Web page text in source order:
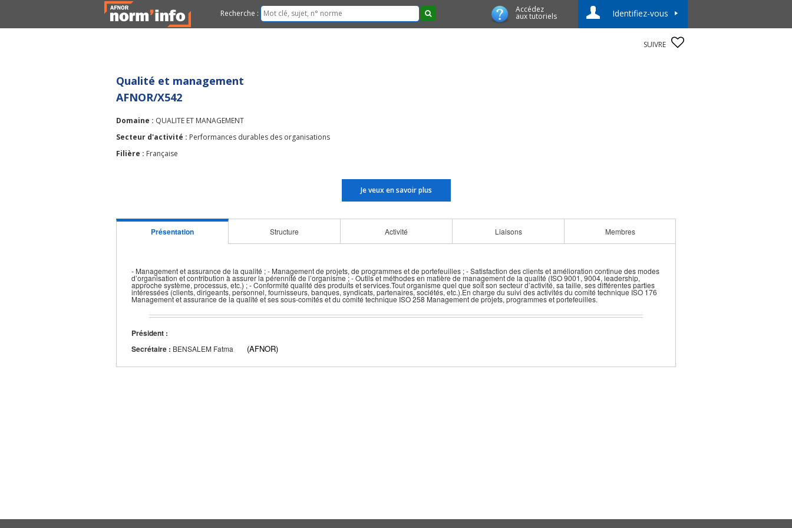
Recherche : Accédez
aux tutoriels Identifiez-vous
SUIVRE
Qualité et management
AFNOR/X542
Domaine : QUALITE ET MANAGEMENT
Secteur d'activité : Performances durables des organisations
Filière : Française
Je veux en savoir plus
Présentation Structure Activité Liaisons Membres
- Management et assurance de la qualité ; - Management de projets, de programmes et de portefeuilles ; - Satisfaction des clients et amélioration continue des modes
d’organisation et contribution à assurer la pérennité de l’organisme ; - Outils et méthodes en matière de management de la qualité (ISO 9001, 9004, leadership,
approche système, processus, etc.) ; - Conformité qualité des produits et services.Tout organisme quel que soit son secteur d’activité, sa taille, ses différentes parties
intéressées (clients, dirigeants, personnel, fournisseurs, banques, syndicats, partenaires, sociétés, etc.).En charge du suivi des activités du comité technique ISO 176
Management et assurance de la qualité et ses sous-comités et du comité technique ISO 258 Management de projets, programmes et portefeuilles.
Président :
Secrétaire : BENSALEM Fatma (AFNOR)